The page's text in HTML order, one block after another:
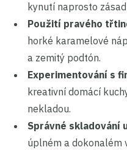
kynutí naprosto
Použití pravého
horké karamelové
a zemitý podtón.
Experimentování s
kreativní domácí
nekladou.
Správné skladování
úplném a dokonalém